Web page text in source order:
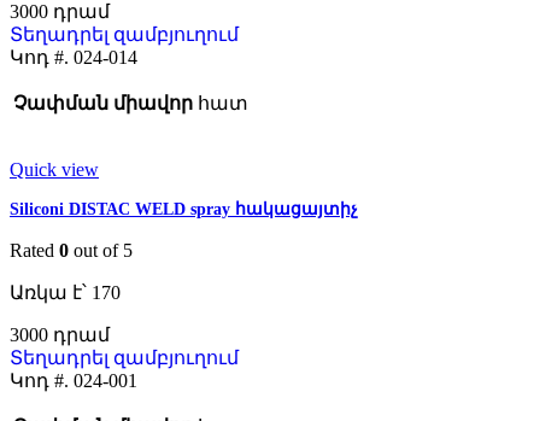
3000
Տեղադրել զամբյուղում
Կոդ #. 024-014
Չափման միավոր հատ
Quick view
Siliconi DISTAC WELD spray հակացայտիչ
Rated 0 out of 5
Առկա է՝ 170
3000
Տեղադրել զամբյուղում
Կոդ #. 024-001